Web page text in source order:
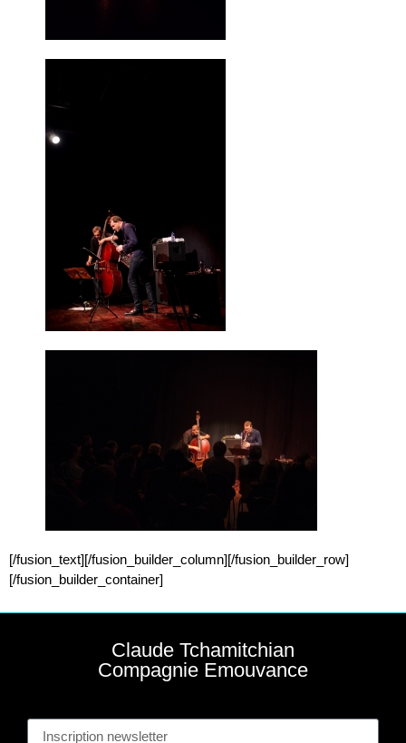
[/fusion_text][/fusion_builder_column][/fusion_builder_row]
[/fusion_builder_container]
Claude Tchamitchian
Compagnie Emouvance